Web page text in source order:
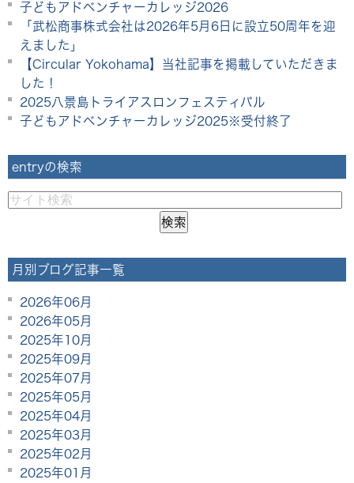
子どもアドベンチャーカレッジ2026
「武松商事株式会社は2026年5月6日に設立50周年を迎
えました」
【Circular Yokohama】当社記事を掲載していただきま
した！
2025八景島トライアスロンフェスティバル
子どもアドベンチャーカレッジ2025※受付終了
entryの検索
月別ブログ記事一覧
2026年06月
2026年05月
2025年10月
2025年09月
2025年07月
2025年05月
2025年04月
2025年03月
2025年02月
2025年01月